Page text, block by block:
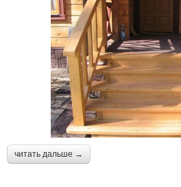
читать дальше →